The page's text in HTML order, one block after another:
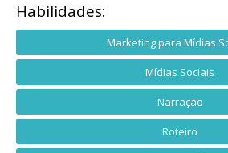
Habilidades:
Marketing para Mídias
Mídias Sociais
Narração
Roteiro